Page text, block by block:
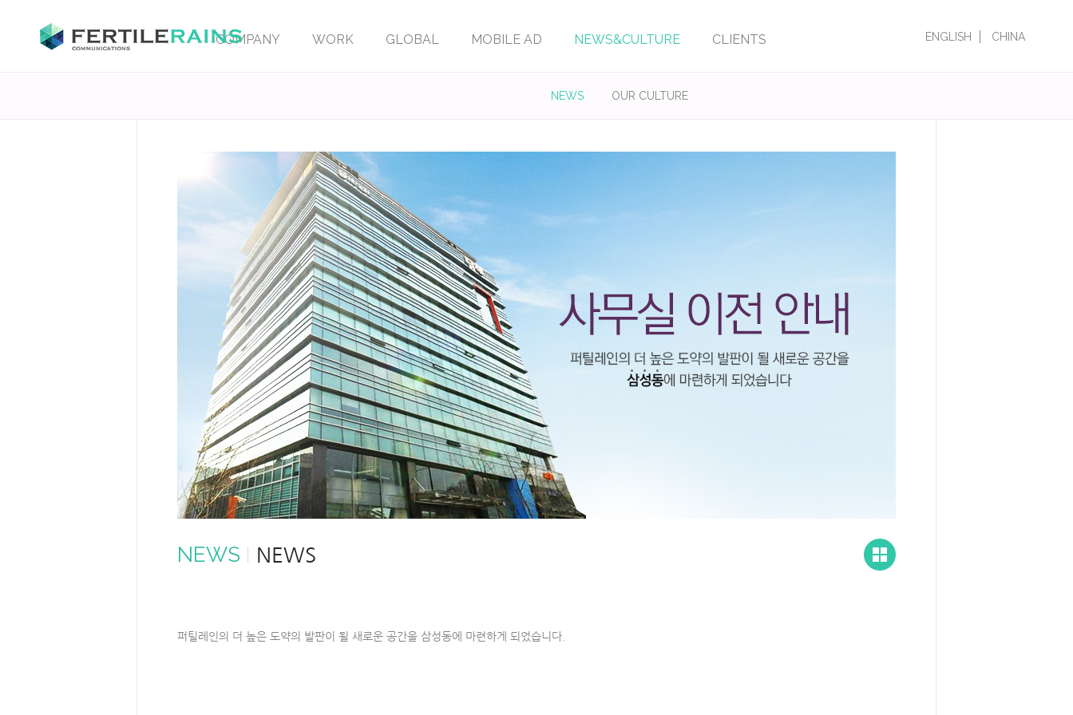
COMPANY WORK GLOBAL MOBILE AD NEWS&CULTURE
NEWS OUR CULTURE
CLIENTS ENGLISH CHINA
NEWS NEWS
퍼틸레인의 더 높은 도약의 발판이 될 새로운 공간을 삼성동에 마련하게 되었습니다.